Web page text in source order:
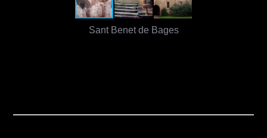
Sant Benet de Bages